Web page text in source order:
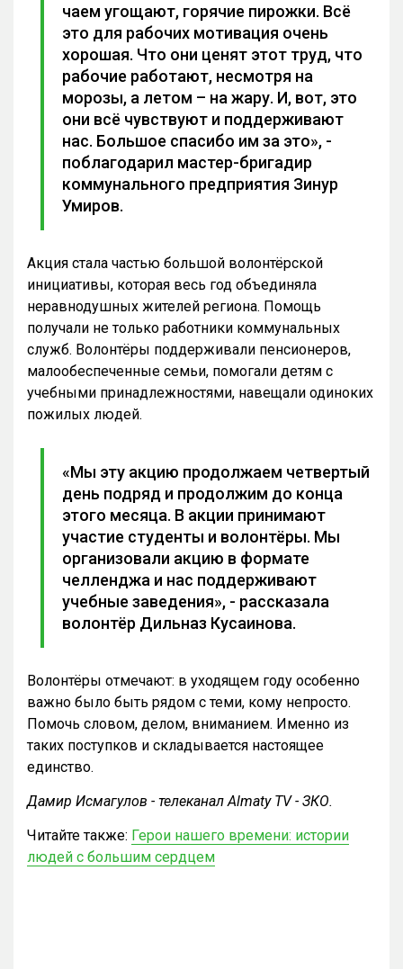
чаем угощают, горячие пирожки. Всё
это для рабочих мотивация очень
хорошая. Что они ценят этот труд, что
рабочие работают, несмотря на
морозы, а летом – на жару. И, вот, это
они всё чувствуют и поддерживают
нас. Большое спасибо им за это», -
поблагодарил мастер-бригадир
коммунального предприятия Зинур
Умиров.
Акция стала частью большой волонтёрской
инициативы, которая весь год объединяла
неравнодушных жителей региона. Помощь
получали не только работники коммунальных
служб. Волонтёры поддерживали пенсионеров,
малообеспеченные семьи, помогали детям с
учебными принадлежностями, навещали одиноких
пожилых людей.
«Мы эту акцию продолжаем четвертый
день подряд и продолжим до конца
этого месяца. В акции принимают
участие студенты и волонтёры. Мы
организовали акцию в формате
челленджа и нас поддерживают
учебные заведения», - рассказала
волонтёр Дильназ Кусаинова.
Волонтёры отмечают: в уходящем году особенно
важно было быть рядом с теми, кому непросто.
Помочь словом, делом, вниманием. Именно из
таких поступков и складывается настоящее
единство.
Дамир Исмагулов - телеканал Almaty TV - ЗКО.
Читайте также: Герои нашего времени: истории
людей с большим сердцем